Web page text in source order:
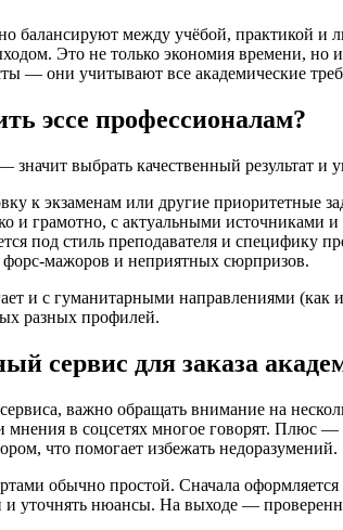
Это не только экономия времени,
— они учитывают все академические
эссе профессионалам?
значит выбрать качественный результат и
к экзаменам или другие приоритетные
и грамотно, с актуальными источниками
под стиль преподавателя и специфику
форс-мажоров и неприятных сюрпризов.
и с гуманитарными направлениями
разных профилей.
сервис для заказа
важно обращать внимание на
в соцсетях многое говорят. Плюс
что помогает избежать недоразумений.
обычно простой. Сначала
уточнять нюансы. На выходе —